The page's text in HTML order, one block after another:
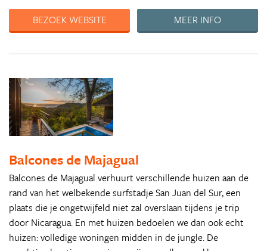
BEZOEK WEBSITE
MEER INFO
Balcones de Majagual
Balcones de Majagual verhuurt verschillende huizen aan de
rand van het welbekende surfstadje San Juan del Sur, een
plaats die je ongetwijfeld niet zal overslaan tijdens je trip
door Nicaragua. En met huizen bedoelen we dan ook echt
huizen: volledige woningen midden in de jungle. De